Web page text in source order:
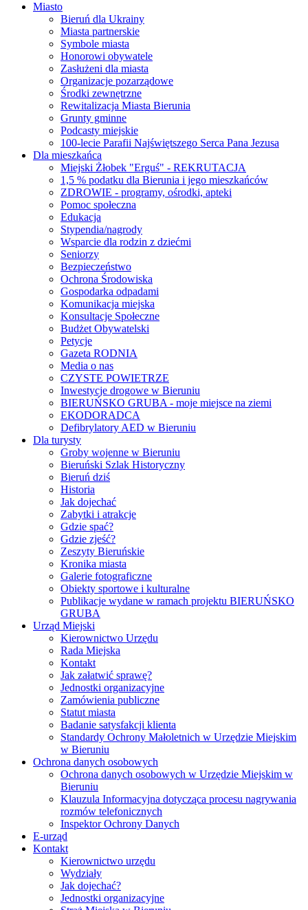
Miasto
Bieruń dla Ukrainy
Miasta partnerskie
Symbole miasta
Honorowi obywatele
Zasłużeni dla miasta
Organizacje pozarządowe
Środki zewnętrzne
Rewitalizacja Miasta Bierunia
Grunty gminne
Podcasty miejskie
100-lecie Parafii Najświętszego Serca Pana Jezusa
Dla mieszkańca
Miejski Żłobek "Erguś" - REKRUTACJA
1,5 % podatku dla Bierunia i jego mieszkańców
ZDROWIE - programy, ośrodki, apteki
Pomoc społeczna
Edukacja
Stypendia/nagrody
Wsparcie dla rodzin z dziećmi
Seniorzy
Bezpieczeństwo
Ochrona Środowiska
Gospodarka odpadami
Komunikacja miejska
Konsultacje Społeczne
Budżet Obywatelski
Petycje
Gazeta RODNIA
Media o nas
CZYSTE POWIETRZE
Inwestycje drogowe w Bieruniu
BIERUŃSKO GRUBA - moje miejsce na ziemi
EKODORADCA
Defibrylatory AED w Bieruniu
Dla turysty
Groby wojenne w Bieruniu
Bieruński Szlak Historyczny
Bieruń dziś
Historia
Jak dojechać
Zabytki i atrakcje
Gdzie spać?
Gdzie zjeść?
Zeszyty Bieruńskie
Kronika miasta
Galerie fotograficzne
Obiekty sportowe i kulturalne
Publikacje wydane w ramach projektu BIERUŃSKO
GRUBA
Urząd Miejski
Kierownictwo Urzędu
Rada Miejska
Kontakt
Jak załatwić sprawę?
Jednostki organizacyjne
Zamówienia publiczne
Statut miasta
Badanie satysfakcji klienta
Standardy Ochrony Małoletnich w Urzędzie Miejskim
w Bieruniu
Ochrona danych osobowych
Ochrona danych osobowych w Urzędzie Miejskim w
Bieruniu
Klauzula Informacyjna dotycząca procesu nagrywania
rozmów telefonicznych
Inspektor Ochrony Danych
E-urząd
Kontakt
Kierownictwo urzędu
Wydziały
Jak dojechać?
Jednostki organizacyjne